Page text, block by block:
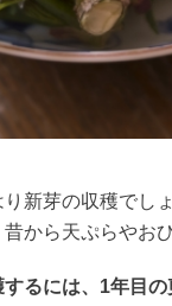
新芽の収穫でしょ
から天ぷらやお
るには、1年目の